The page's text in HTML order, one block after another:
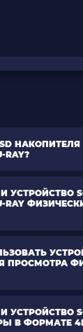
НАКОПИТЕЛЯ
RAY?
УСТРОЙСТВО
RAY
ПРОСМОТРА
УСТРОЙСТВО
В ФОРМАТЕ